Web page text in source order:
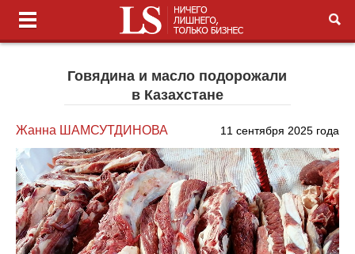
Говядина и масло подорожали
в Казахстане
Жанна ШАМСУТДИНОВА 11 сентября 2025 года